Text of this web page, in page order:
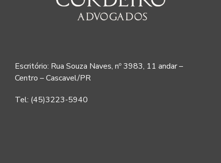
Escritório: Rua Souza Naves, nº 3983, 11 andar –
Centro – Cascavel/PR
Tel: (45)3223-5940